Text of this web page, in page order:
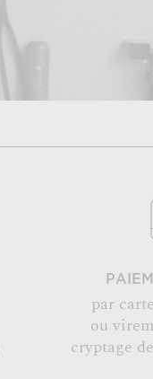
par
ou
cryptage